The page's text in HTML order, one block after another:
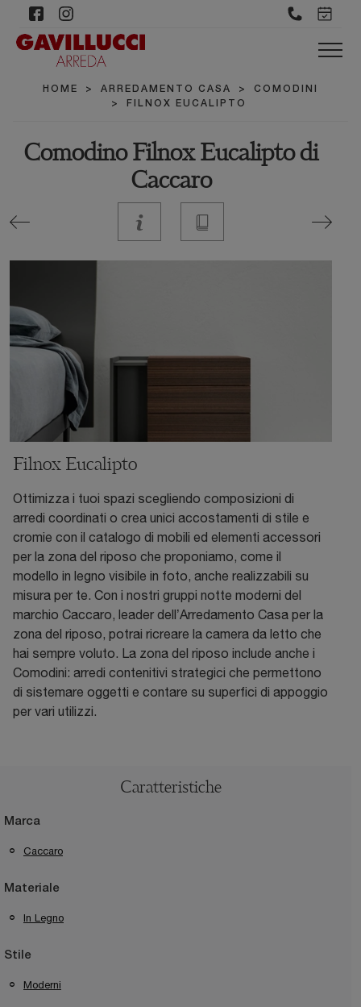
HOME > ARREDAMENTO CASA >
COMODINI
>
FILNOX EUCALIPTO
Comodino Filnox Eucalipto di
Caccaro
Filnox Eucalipto
Ottimizza i tuoi spazi scegliendo composizioni di
arredi coordinati o crea unici accostamenti di stile e
cromie con il catalogo di mobili ed elementi accessori
per la zona del riposo che proponiamo, come il
modello in legno visibile in foto, anche realizzabili su
misura per te. Con i nostri gruppi notte moderni del
marchio Caccaro, leader dell’Arredamento Casa per la
zona del riposo, potrai ricreare la camera da letto che
hai sempre voluto. La zona del riposo include anche i
Comodini: arredi contenitivi strategici che permettono
di sistemare oggetti e contare su superfici di appoggio
per vari utilizzi.
Caratteristiche
Marca
Caccaro
Materiale
In Legno
Stile
Moderni